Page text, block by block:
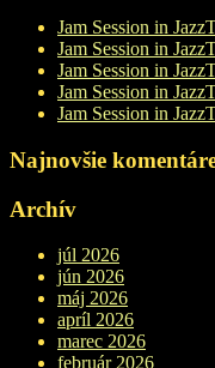
Jam Session in
Jam Session in
Jam Session in
Jam Session in
Jam Session in
Najnovšie
Archív
júl 2026
jún 2026
máj 2026
apríl 2026
marec 2026
február 2026